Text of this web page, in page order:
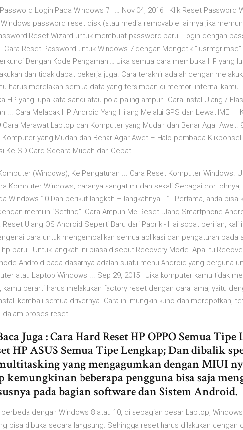
Login Pada Windows 7 | … Nov 04, 2016 · Klik Reset Password
password reset disk (atau media removable lainnya jika
Reset Wizard untuk membuat password baru. Login dengan
Cara Reset Password untuk Windows 7 dengan Mengetik “lusrmgr.msc”
Dengan Kode Pengaman … Jika semua cara membuka HP yang
dan tidak dapat bekerja juga. Cara terakhir adalah dengan
harus merelakan semua data yang tersimpan di memori internal
HP yang lupa kata sandi atau pola paling ampuh. Cara Instal Ulang /
... Cara Melacak HP Android Yang Hilang Melalui GPS dan Lewat IMEI –
Cara Merawat Laptop dan Komputer yang Mudah dan Benar Agar Awet.
yang Mudah dan Benar Agar Awet – Halo pembaca Klikponsel
Ke SD Card Secara Mudah dan Cepat
(Windows), Ke Pengaturan ... Cara Reset Komputer Windows.
Komputer Windows, caranya sangat mudah sekali.Sebagai contohnya,
Windows 10.Dan berikut langkah – langkahnya… 1. Pertama, anda bisa
memilih “Setting”. Cara Ampuh Me-Reset Ulang Smartphone
Reset Ulang OS Android Seperti Baru dari Pabrik - Hai sobat perilian, kali
cara untuk mengembalikan semua aplikasi dan pengaturan pada
baru . Untuk langkah ini biasa disebut Recovery Mode. Apa itu
Android pada dasarnya adalah suatu menu Android yang berguna
atau Laptop Windows ... Sep 29, 2015 · Jika komputer kamu tidak
kamu berarti harus melakukan factory reset dengan cara lama, yaitu
kembali semua drivernya. Cara ini mungkin kuno dan merepotkan,
dalam proses reset.
Juga : Cara Hard Reset HP OPPO Semua
HP ASUS Semua Tipe Lengkap; Dan dibalik
yang mengagumkan dengan MIUI
beberapa pengguna bisa saja
pada bagian software dan Sistem Android.
berbeda dengan Windows 8 atau 10, di sebagian besar Laptop,
bisa dibuka secara langsung. Sehingga reset harus dilakukan dengan